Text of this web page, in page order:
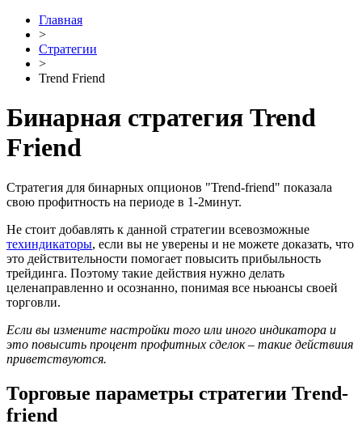
Главная
>
Стратегии
>
Trend Friend
Бинарная стратегия Trend
Friend
Cтратегия для бинарных опционов "Trend-friend" показала
свою профитность на периоде в 1-2минут.
Не стоит добавлять к данной стратегии всевозможные
техиндикаторы, если вы не уверены и не можете доказать, что
это действительности помогает повысить прибыльность
трейдинга. Поэтому такие действия нужно делать
целенаправленно и осознанно, понимая все ньюансы своей
торговли.
Если вы измените настройки того или иного индикатора и
это повысить процент профитных сделок – такие действиия
приветствуются.
Торговые параметры стратегии Trend-
friend